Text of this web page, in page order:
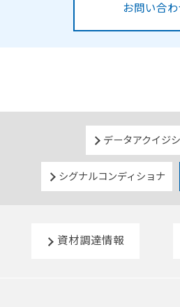
お問い合
データアクイジ
シグナルコンディショナ
資材調達情報